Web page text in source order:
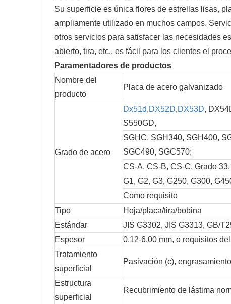
Su superficie es única flores de estrellas lisas,
ampliamente utilizado en muchos campos.
otros servicios para satisfacer las necesidades
abierto, tira, etc., es fácil para los clientes el
Paramentadores de productos
Nombre del
producto
Placa de acero galvanizado
Grado de acero
Dx51d,DX52D,DX53D,
S550GD,
SGHC, SGH340, SGH400,
SGC490, SGC570;
CS-A, CS-B, CS-C, Grado
G1, G2, G3, G250, G300,
Como requisito
Tipo
Hoja/placa/tira/bobina
Estándar
JIS G3302, JIS G3313, GB/
Espesor
0.12-6.00 mm, o requisitos
Tratamiento
superficial
Pasivación (c),
Estructura
superficial
Recubrimiento de lástima